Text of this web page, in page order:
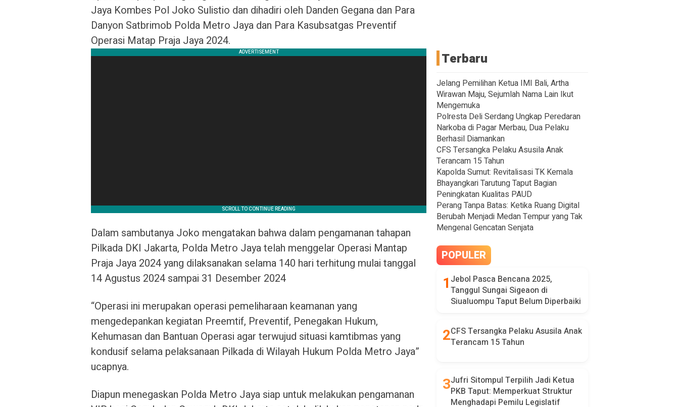
Jaya Kombes Pol Joko Sulistio dan dihadiri oleh Danden Gegana dan Para
Danyon Satbrimob Polda Metro Jaya dan Para Kasubsatgas Preventif
Operasi Matap Praja Jaya 2024.
Dalam sambutanya Joko mengatakan bahwa dalam pengamanan tahapan
Pilkada DKI Jakarta, Polda Metro Jaya telah menggelar Operasi Mantap
Praja Jaya 2024 yang dilaksanakan selama 140 hari terhitung mulai tanggal
14 Agustus 2024 sampai 31 Desember 2024
“Operasi ini merupakan operasi pemeliharaan keamanan yang
mengedepankan kegiatan Preemtif, Preventif, Penegakan Hukum,
Kehumasan dan Bantuan Operasi agar terwujud situasi kamtibmas yang
kondusif selama pelaksanaan Pilkada di Wilayah Hukum Polda Metro Jaya”
ucapnya.
Diapun menegaskan Polda Metro Jaya siap untuk melakukan pengamanan
Terbaru
Jelang Pemilihan Ketua IMI Bali, Artha
Wirawan Maju, Sejumlah Nama Lain Ikut
Mengemuka
Polresta Deli Serdang Ungkap Peredaran
Narkoba di Pagar Merbau, Dua Pelaku
Berhasil Diamankan
CFS Tersangka Pelaku Asusila Anak
Terancam 15 Tahun
Kapolda Sumut: Revitalisasi TK Kemala
Bhayangkari Tarutung Taput Bagian
Peningkatan Kualitas PAUD
Perang Tanpa Batas: Ketika Ruang Digital
Berubah Menjadi Medan Tempur yang Tak
Mengenal Gencatan Senjata
POPULER
Jebol Pasca Bencana 2025,
Tanggul Sungai Sigeaon di
Siualuompu Taput Belum Diperbaiki
CFS Tersangka Pelaku Asusila Anak
Terancam 15 Tahun
Jufri Sitompul Terpilih Jadi Ketua
PKB Taput: Memperkuat Struktur
Menghadapi Pemilu Legislatif